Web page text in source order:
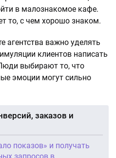
в малознакомое кафе.
то, с чем хорошо знаком.
агентства важно уделять
клиентов написать
выбирают то, что
эмоции могут сильно
заказов и
показов» и получать